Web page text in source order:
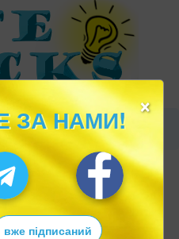
×
ЗА НАМИ!
вже підписаний